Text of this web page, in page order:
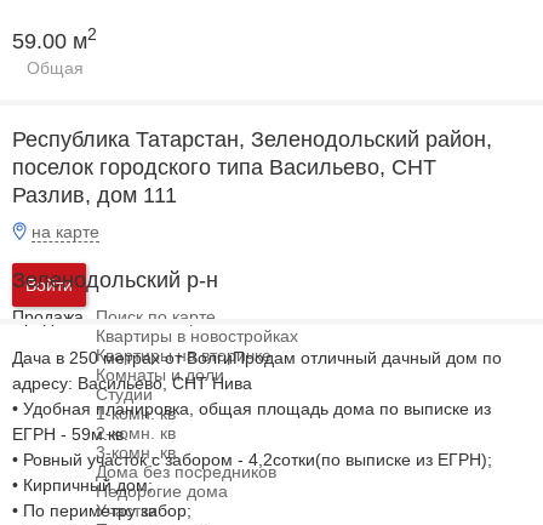
Войти
Продажа
Поиск по карте
Квартиры в новостройках
Квартиры на вторичке
Комнаты и доли
Студии
1-комн. кв
2-комн. кв
3-комн. кв
Дома без посредников
Недорогие дома
Участки
59.00 м2
Общая
Республика Татарстан, Зеленодольский район,
поселок городского типа Васильево, СНТ
Разлив, дом 111
на карте
Зеленодольский р-н
Дача в 250 метрах от ВолгиПродам отличный дачный дом по
адресу: Васильево, СНТ Нива
• Удобная планировка, общая площадь дома по выписке из
ЕГРН - 59м.кв.
• Ровный участок с забором - 4,2сотки(по выписке из ЕГРН);
• Кирпичный дом;
• По периметру забор;